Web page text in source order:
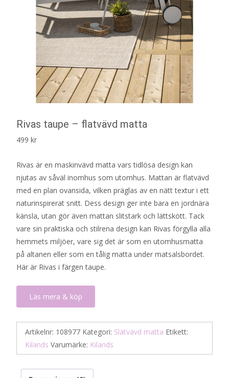
Rivas taupe – flatvävd matta
499 kr
Rivas är en maskinvävd matta vars tidlösa design kan
njutas av såväl inomhus som utomhus. Mattan är flatvävd
med en plan ovansida, vilken präglas av en nätt textur i ett
naturinspirerat snitt. Dess design ger inte bara en jordnära
känsla, utan gör även mattan slitstark och lättskött. Tack
vare sin praktiska och stilrena design kan Rivas förgylla alla
hemmets miljöer, vare sig det är som en utomhusmatta
på altanen eller som en tålig matta under matsalsbordet.
Här är Rivas i färgen taupe.
Läs mera & köp
Artikelnr: 108977 Kategori: Slätvävd matta Etikett:
Kilands Varumärke: Kilands